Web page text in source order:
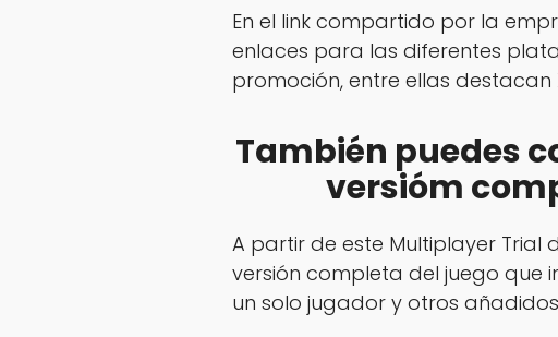
En el link compartido por la
enlaces para las diferentes
promoción, entre ellas destacan
También puedes
versióm
A partir de este Multiplayer Trial
versión completa del juego que
un solo jugador y otros